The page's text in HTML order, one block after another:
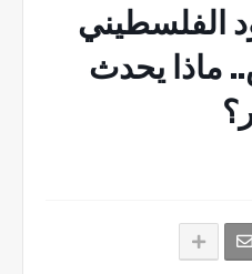
الفلسطيني
ماذا يحدث